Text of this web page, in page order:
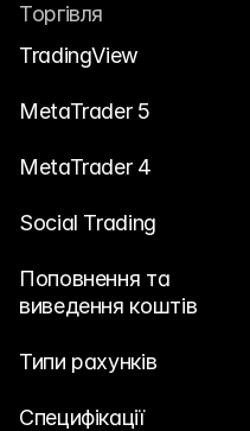
Зв'яжіться з нами
Юридичні документи
Вакансії
Blog
Investing 101
Snaps
Увійти
Торгівля
TradingView
MetaTrader 5
MetaTrader 4
Social Trading
Поповнення та
виведення коштів
Типи рахунків
Специфікації